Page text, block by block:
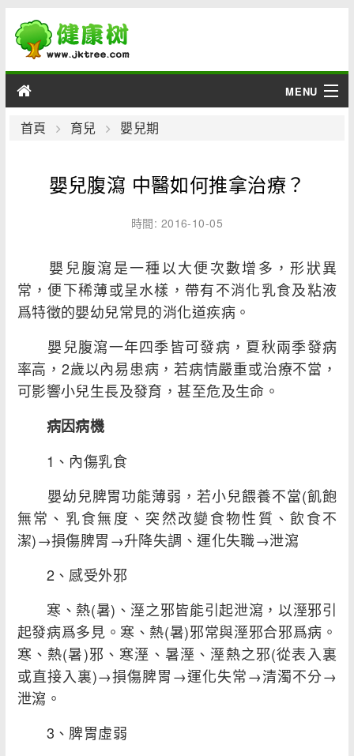
MENU
男性
綜合
疾病
首頁 育兒 嬰兒期
嬰兒腹瀉 中醫如何推拿治療？
時間: 2016-10-05
嬰兒腹瀉是一種以大便次數增多，形狀異
常，便下稀薄或呈水樣，帶有不消化乳食及粘液
爲特徵的嬰幼兒常見的消化道疾病。
嬰兒腹瀉一年四季皆可發病，夏秋兩季發病
率高，2歲以內易患病，若病情嚴重或治療不當，
可影響小兒生長及發育，甚至危及生命。
病因病機
1、內傷乳食
嬰幼兒脾胃功能薄弱，若小兒餵養不當(飢飽
無常、乳食無度、突然改變食物性質、飲食不
潔)→損傷脾胃→升降失調、運化失職→泄瀉
2、感受外邪
寒、熱(暑)、溼之邪皆能引起泄瀉，以溼邪引
起發病爲多見。寒、熱(暑)邪常與溼邪合邪爲病。
寒、熱(暑)邪、寒溼、暑溼、溼熱之邪(從表入裏
或直接入裏)→損傷脾胃→運化失常→清濁不分→
泄瀉。
3、脾胃虛弱